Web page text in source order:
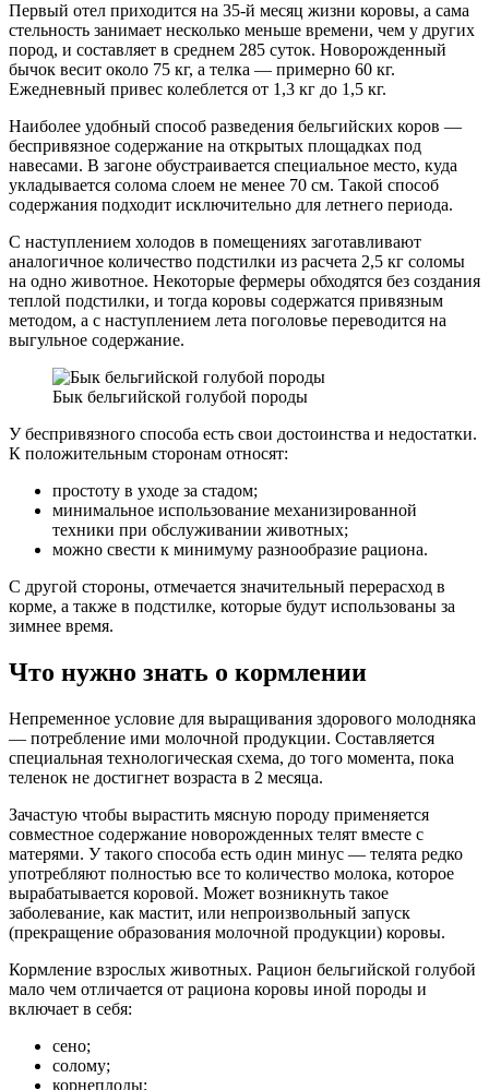
Первый отел приходится на 35-й месяц жизни коровы, а сама
стельность занимает несколько меньше времени, чем у других
пород, и составляет в среднем 285 суток. Новорожденный
бычок весит около 75 кг, а телка — примерно 60 кг.
Ежедневный привес колеблется от 1,3 кг до 1,5 кг.
Наиболее удобный способ разведения бельгийских коров —
беспривязное содержание на открытых площадках под
навесами. В загоне обустраивается специальное место, куда
укладывается солома слоем не менее 70 см. Такой способ
содержания подходит исключительно для летнего периода.
С наступлением холодов в помещениях заготавливают
аналогичное количество подстилки из расчета 2,5 кг соломы
на одно животное. Некоторые фермеры обходятся без создания
теплой подстилки, и тогда коровы содержатся привязным
методом, а с наступлением лета поголовье переводится на
выгульное содержание.
Бык бельгийской голубой породы
У беспривязного способа есть свои достоинства и недостатки.
К положительным сторонам относят:
простоту в уходе за стадом;
минимальное использование механизированной
техники при обслуживании животных;
можно свести к минимуму разнообразие рациона.
С другой стороны, отмечается значительный перерасход в
корме, а также в подстилке, которые будут использованы за
зимнее время.
Что нужно знать о кормлении
Непременное условие для выращивания здорового молодняка
— потребление ими молочной продукции. Составляется
специальная технологическая схема, до того момента, пока
теленок не достигнет возраста в 2 месяца.
Зачастую чтобы вырастить мясную породу применяется
совместное содержание новорожденных телят вместе с
матерями. У такого способа есть один минус — телята редко
употребляют полностью все то количество молока, которое
вырабатывается коровой. Может возникнуть такое
заболевание, как мастит, или непроизвольный запуск
(прекращение образования молочной продукции) коровы.
Кормление взрослых животных. Рацион бельгийской голубой
мало чем отличается от рациона коровы иной породы и
включает в себя:
сено;
солому;
корнеплоды;